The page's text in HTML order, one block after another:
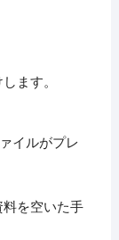
ます。
イルがプレ
を空いた手